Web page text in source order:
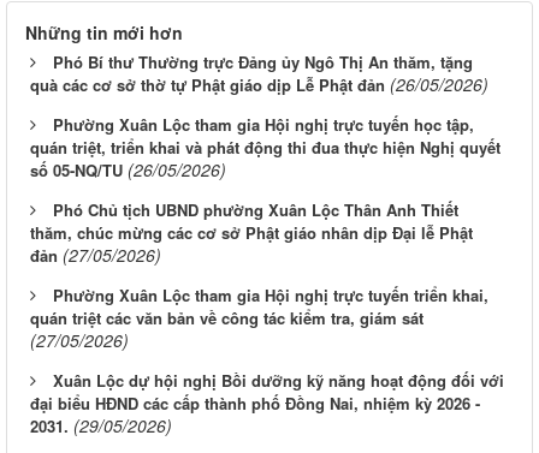
Những tin mới hơn
Phó Bí thư Thường trực Đảng ủy Ngô Thị An thăm, tặng
quà các cơ sở thờ tự Phật giáo dịp Lễ Phật đản (26/05/2026)
Phường Xuân Lộc tham gia Hội nghị trực tuyến học tập,
quán triệt, triển khai và phát động thi đua thực hiện Nghị quyết
số 05-NQ/TU (26/05/2026)
Phó Chủ tịch UBND phường Xuân Lộc Thân Anh Thiết
thăm, chúc mừng các cơ sở Phật giáo nhân dịp Đại lễ Phật
đản (27/05/2026)
Phường Xuân Lộc tham gia Hội nghị trực tuyến triển khai,
quán triệt các văn bản về công tác kiểm tra, giám sát
(27/05/2026)
Xuân Lộc dự hội nghị Bồi dưỡng kỹ năng hoạt động đối với
đại biểu HĐND các cấp thành phố Đồng Nai, nhiệm kỳ 2026 -
2031. (29/05/2026)